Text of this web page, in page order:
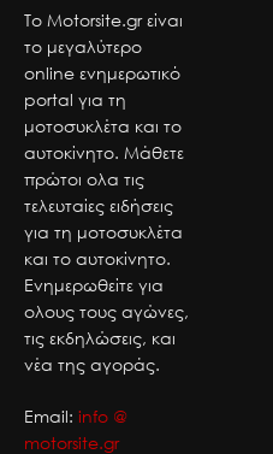
Το Motorsite.gr είναι
το μεγαλύτερο
online ενημερωτικό
portal για τη
μοτοσυκλέτα και το
αυτοκίνητο. Μάθετε
πρώτοι ολα τις
τελευταίες ειδήσεις
για τη μοτοσυκλέτα
και το αυτοκίνητο.
Ενημερωθείτε για
ολους τους αγώνες,
τις εκδηλώσεις, και
νέα της αγοράς.
Email: info @
motorsite.gr